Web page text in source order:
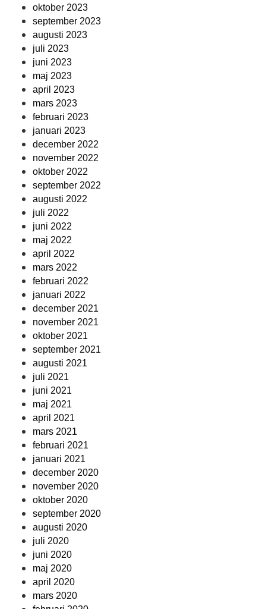
oktober 2023
september 2023
augusti 2023
juli 2023
juni 2023
maj 2023
april 2023
mars 2023
februari 2023
januari 2023
december 2022
november 2022
oktober 2022
september 2022
augusti 2022
juli 2022
juni 2022
maj 2022
april 2022
mars 2022
februari 2022
januari 2022
december 2021
november 2021
oktober 2021
september 2021
augusti 2021
juli 2021
juni 2021
maj 2021
april 2021
mars 2021
februari 2021
januari 2021
december 2020
november 2020
oktober 2020
september 2020
augusti 2020
juli 2020
juni 2020
maj 2020
april 2020
mars 2020